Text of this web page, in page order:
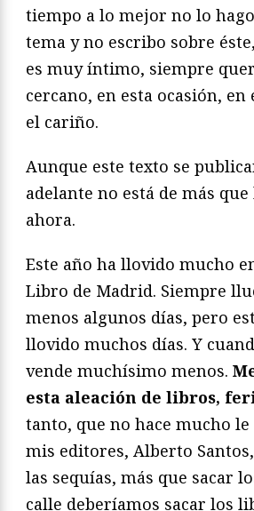
tiempo a lo mejor no lo
tema y no escribo sobre
es muy íntimo, siempre
cercano, en esta ocasión,
el cariño.
Aunque este texto se
adelante no está de más
ahora.
Este año ha llovido mucho
Libro de Madrid. Siempre
menos algunos días, pero
llovido muchos días. Y
vende muchísimo menos.
esta aleación de libros,
tanto, que no hace mucho le
mis editores, Alberto
las sequías, más que sacar
calle deberíamos sacar los